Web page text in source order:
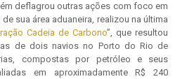
deflagrou outras ações com foco em
sua área aduaneira, realizou na última
Cadeia de Carbono”, que resultou
de dois navios no Porto do Rio de
compostas por petróleo e seus
em aproximadamente R$ 240